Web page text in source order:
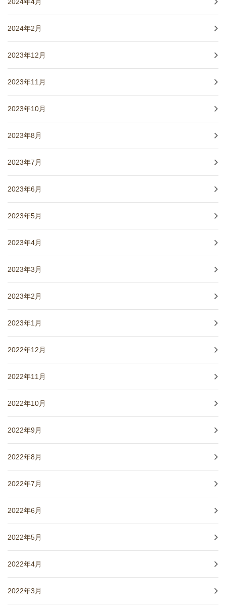
2024年2月
2023年12月
2023年11月
2023年10月
2023年8月
2023年7月
2023年6月
2023年5月
2023年4月
2023年3月
2023年2月
2023年1月
2022年12月
2022年11月
2022年10月
2022年9月
2022年8月
2022年7月
2022年6月
2022年5月
2022年4月
2022年3月